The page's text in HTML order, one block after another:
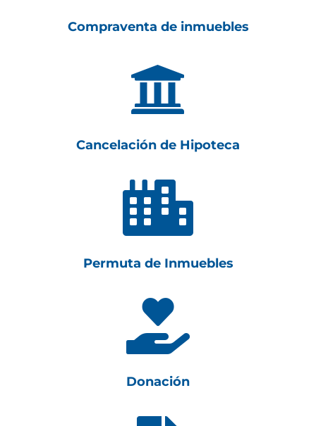
Compraventa de inmuebles

Cancelación de Hipoteca

Permuta de Inmuebles

Donación